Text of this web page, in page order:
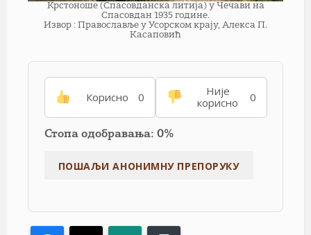
Крстоноше (Спасовданска литија) у Чечави на
Спасовдан 1935 године.
Извор : Православље у Усорском крају, Алекса П.
Касаповић
Корисно 0
Није
корисно
0
Стопа одобравања: 0%